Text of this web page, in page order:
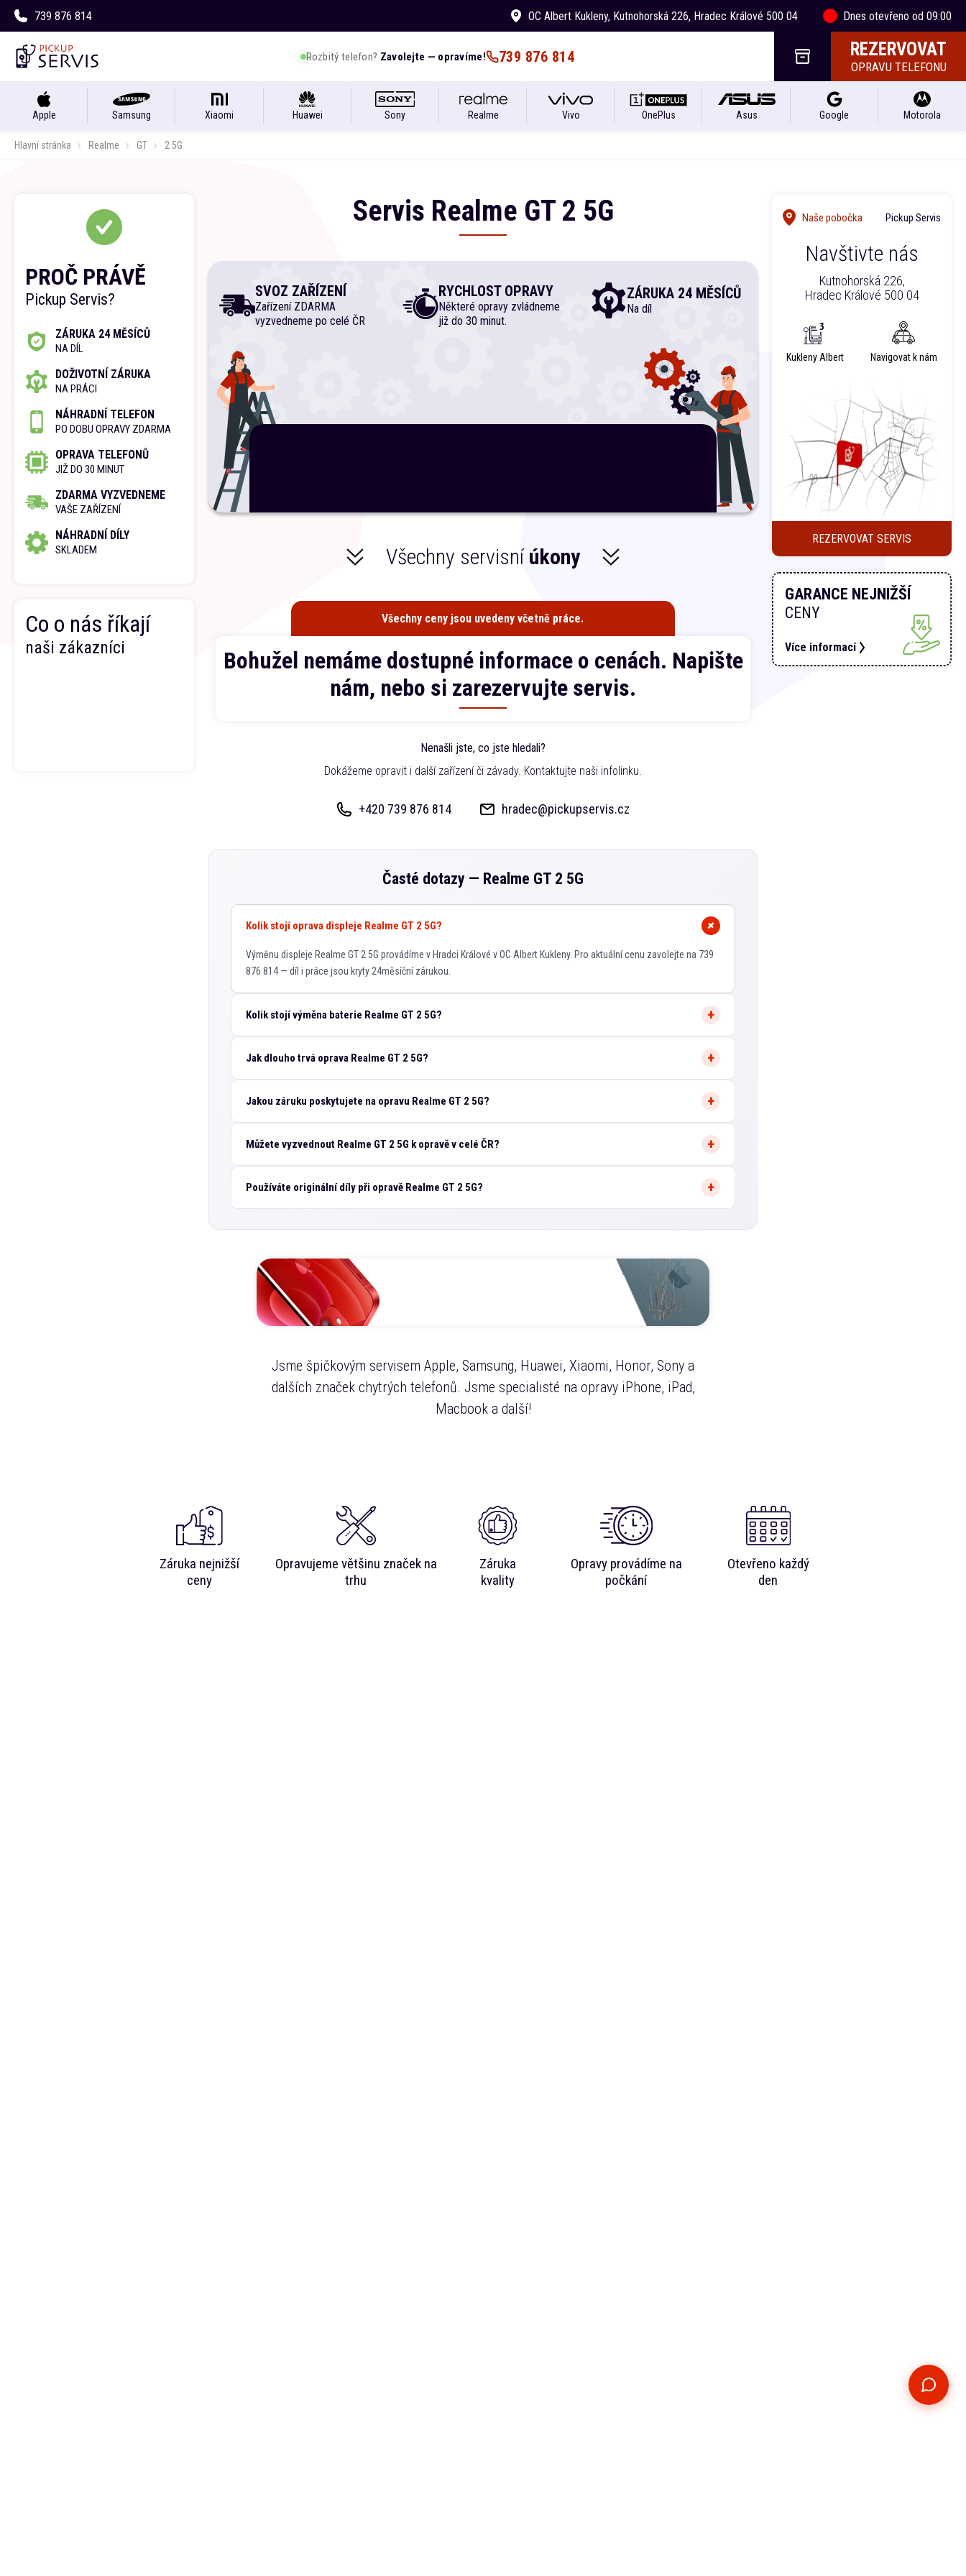
739 876 814 OC Albert Kukleny, Kutnohorská 226, Hradec Králové 500 04 Dnes otevřeno od 09:00
Rozbitý telefon? Zavolejte — opravíme! 739 876 814 REZERVOVAT
OPRAVU TELEFONU
Apple Samsung Xiaomi Huawei Sony Realme Vivo OnePlus Asus Google Motorola
Hlavní stránka Realme GT 2 5G
Servis Realme GT 2 5G
SVOZ ZAŘÍZENÍ
Zařízení ZDARMA
vyzvedneme po celé ČR
RYCHLOST OPRAVY
Některé opravy zvládneme
již do 30 minut.
ZÁRUKA 24 MĚSÍCŮ
Na díl
Všechny servisní úkony
Všechny ceny jsou uvedeny včetně práce.
Bohužel nemáme dostupné informace o cenách. Napište
nám, nebo si zarezervujte servis.
Nenašli jste, co jste hledali?
Dokážeme opravit i další zařízení či závady. Kontaktujte naši infolinku.
+420 739 876 814 hradec@pickupservis.cz
Časté dotazy — Realme GT 2 5G
Kolik stojí oprava displeje Realme GT 2 5G?
Výměnu displeje Realme GT 2 5G provádíme v Hradci Králové v OC Albert Kukleny. Pro aktuální cenu zavolejte na 739
876 814 — díl i práce jsou kryty 24měsíční zárukou.
Kolik stojí výměna baterie Realme GT 2 5G?
Jak dlouho trvá oprava Realme GT 2 5G?
Jakou záruku poskytujete na opravu Realme GT 2 5G?
Můžete vyzvednout Realme GT 2 5G k opravě v celé ČR?
Používáte originální díly při opravě Realme GT 2 5G?
Jsme špičkovým servisem Apple, Samsung, Huawei, Xiaomi, Honor, Sony a
dalších značek chytrých telefonů. Jsme specialisté na opravy iPhone, iPad,
Macbook a další!
PROČ PRÁVĚ
Pickup Servis?
ZÁRUKA 24 MĚSÍCŮ
NA DÍL
DOŽIVOTNÍ ZÁRUKA
NA PRÁCI
NÁHRADNÍ TELEFON
PO DOBU OPRAVY ZDARMA
OPRAVA TELEFONŮ
JIŽ DO 30 MINUT
ZDARMA VYZVEDNEME
VAŠE ZAŘÍZENÍ
NÁHRADNÍ DÍLY
SKLADEM
Co o nás říkají
naši zákazníci
Naše pobočka Pickup Servis
Navštivte nás
Kutnohorská 226,
Hradec Králové 500 04
Kukleny Albert Navigovat k nám
REZERVOVAT SERVIS
GARANCE NEJNIŽŠÍ
CENY
Více informací
Záruka nejnižší
ceny
Opravujeme většinu značek na
trhu
Záruka
kvality
Opravy provádíme na
počkání
Otevřeno každý
den